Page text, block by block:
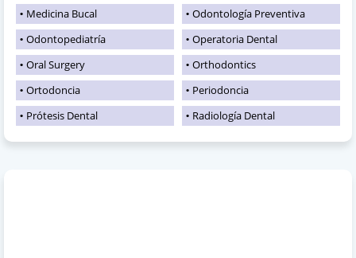
Medicina Bucal
Odontología Preventiva
Odontopediatría
Operatoria Dental
Oral Surgery
Orthodontics
Ortodoncia
Periodoncia
Prótesis Dental
Radiología Dental